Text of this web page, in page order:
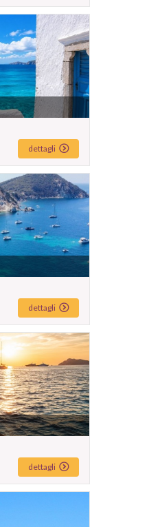
dettagli
dettagli
dettagli